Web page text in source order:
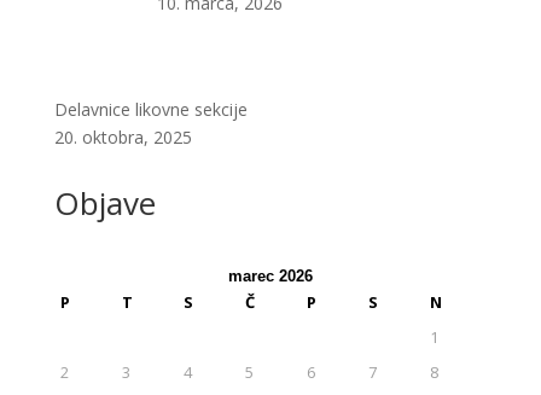
Delavnice likovne sekcije
20. oktobra, 2025
Objave
marec 2026
P T S Č P S
N
1
2
3 4 5 6 7
8